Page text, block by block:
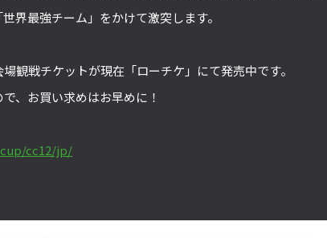
界最強チーム」をかけて激突します。
観戦チケットが現在「ローチケ」にて発売中です。
、お買い求めはお早めに！
cc12/jp/